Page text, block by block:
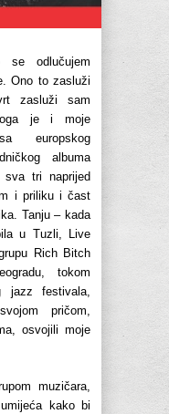
se odlučujem
Ono to zasluži
zasluži sam
je i moje
europskog
albuma
tri naprijed
i priliku i čast
Tanju – kada
u Tuzli, Live
Rich Bitch
tokom
jazz festivala,
pričom,
osvojili moje
muzičara,
kako bi